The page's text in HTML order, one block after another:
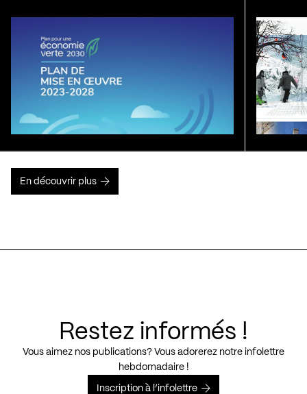
En découvrir plus
Restez informés !
Vous aimez nos publications? Vous adorerez notre infolettre
hebdomadaire !
Inscription à l’infolettre